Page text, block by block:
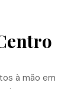
à mão em